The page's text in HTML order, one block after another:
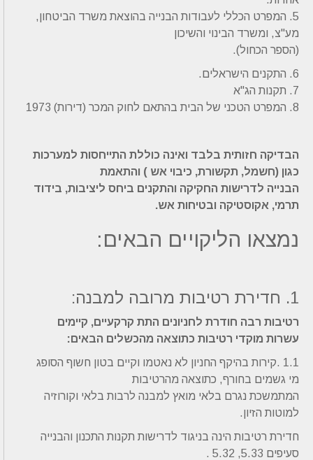
5. המפרט הכללי לעבודות הבנייה בהוצאת משרד הביטחון,
מע"צ, ומשרד הבינוי והשיכון
(הספר הכחול).
6. התקנים הישראלים.
7. תקנות הג"א
8. המפרט הטכני של הבית בהתאם לחוק המכר (דירות) 1973
הבדיקה חזותית בלבד ואינה כוללת התייחסות למערכות
כגון (חשמל, תקשורת, כיבוי אש ) והתאמת
הבנייה לדרישות החקיקה והתקנים ביחס ליציבות, בידוד
תרמי, אקוסטיקה ובטיחות אש.
נמצאו הליקויים הבאים:
1. חדירת רטיבות מרובה למבנה:
רטיבות רבה חודרת לחניונים התת קרקעיים, קיימים
עשרות מוקדי רטיבות כתוצאה מהכשלים הבאים:
1.1 .קירות בהיקף החניון לא נאטמו וקיים בטון חשוף הסופג
מי גשמים בחורף, כתוצאה מהרטיבות
המתמשכת נגרם בלאי מואץ למבנה לרבות בלאי וקורוזיה
למוטות הזיון.
חדירת רטיבות הינה בניגוד לדרישות תקנות התכנון והבנייה
סעיפים 5.33, 5.32 .